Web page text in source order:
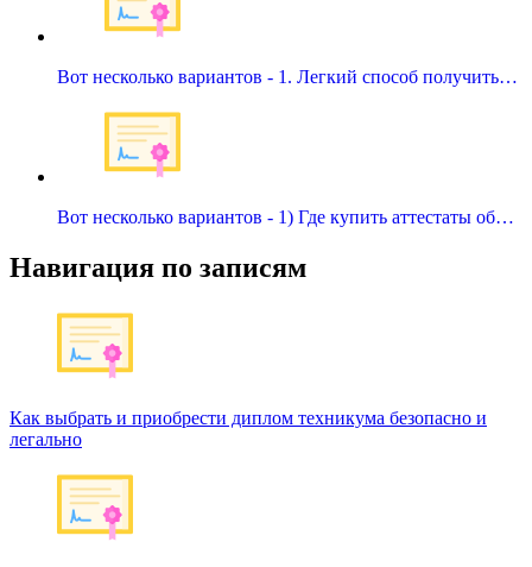
Вот несколько вариантов - 1. Легкий способ получить…
Вот несколько вариантов - 1) Где купить аттестаты об…
Навигация по записям
Как выбрать и приобрести диплом техникума безопасно и
легально